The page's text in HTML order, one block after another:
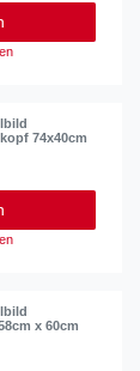
74x40cm
x 60cm